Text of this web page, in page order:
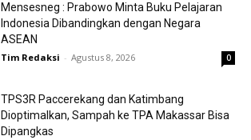
Mensesneg : Prabowo Minta Buku Pelajaran
Indonesia Dibandingkan dengan Negara
ASEAN
Tim Redaksi - Agustus 8, 2026 0
TPS3R Paccerekang dan Katimbang
Dioptimalkan, Sampah ke TPA Makassar Bisa
Dipangkas